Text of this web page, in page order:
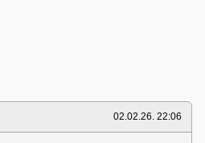
02.02.26. 22:06